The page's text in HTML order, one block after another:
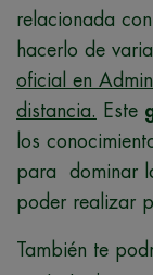
relacionada
hacerlo de
oficial en
distancia.
Este
los
para
dominar
poder realizar
También te